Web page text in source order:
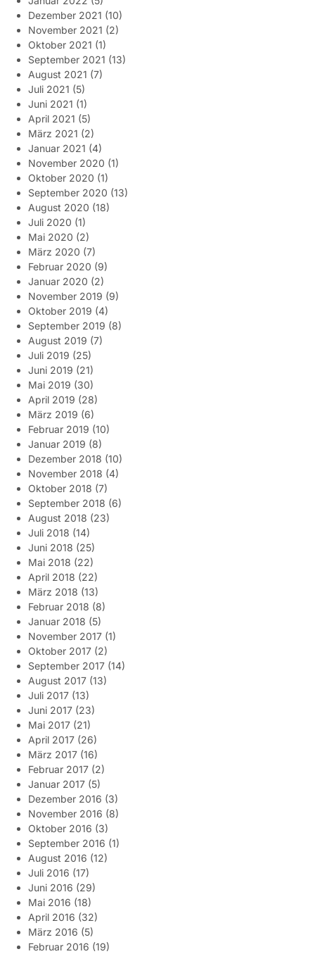
Dezember 2021 (10)
November 2021 (2)
Oktober 2021 (1)
September 2021 (13)
August 2021 (7)
Juli 2021 (5)
Juni 2021 (1)
April 2021 (5)
März 2021 (2)
Januar 2021 (4)
November 2020 (1)
Oktober 2020 (1)
September 2020 (13)
August 2020 (18)
Juli 2020 (1)
Mai 2020 (2)
März 2020 (7)
Februar 2020 (9)
Januar 2020 (2)
November 2019 (9)
Oktober 2019 (4)
September 2019 (8)
August 2019 (7)
Juli 2019 (25)
Juni 2019 (21)
Mai 2019 (30)
April 2019 (28)
März 2019 (6)
Februar 2019 (10)
Januar 2019 (8)
Dezember 2018 (10)
November 2018 (4)
Oktober 2018 (7)
September 2018 (6)
August 2018 (23)
Juli 2018 (14)
Juni 2018 (25)
Mai 2018 (22)
April 2018 (22)
März 2018 (13)
Februar 2018 (8)
Januar 2018 (5)
November 2017 (1)
Oktober 2017 (2)
September 2017 (14)
August 2017 (13)
Juli 2017 (13)
Juni 2017 (23)
Mai 2017 (21)
April 2017 (26)
März 2017 (16)
Februar 2017 (2)
Januar 2017 (5)
Dezember 2016 (3)
November 2016 (8)
Oktober 2016 (3)
September 2016 (1)
August 2016 (12)
Juli 2016 (17)
Juni 2016 (29)
Mai 2016 (18)
April 2016 (32)
März 2016 (5)
Februar 2016 (19)